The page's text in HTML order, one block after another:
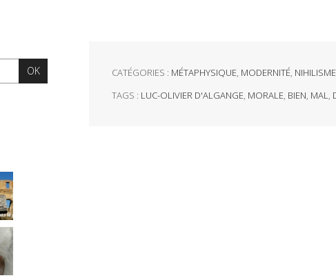
CATÉGORIES : MÉTAPHYSIQUE, MODERNITÉ, NIHILISME
TAGS : LUC-OLIVIER D'ALGANGE, MORALE, BIEN, MAL,